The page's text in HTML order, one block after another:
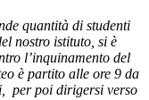
quantità di studenti
nostro istituto, si è
l’inquinamento del
è partito alle ore 9 da
per poi dirigersi verso